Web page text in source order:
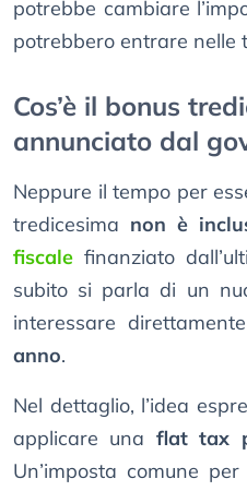
potrebbe cambiare
potrebbero entrare nelle
Cos’è il bonus
annunciato dal
Neppure il tempo per
tredicesima non è
fiscale finanziato
subito si parla di un
interessare
anno.
Nel dettaglio, l’idea
applicare una flat tax
Un’imposta comune